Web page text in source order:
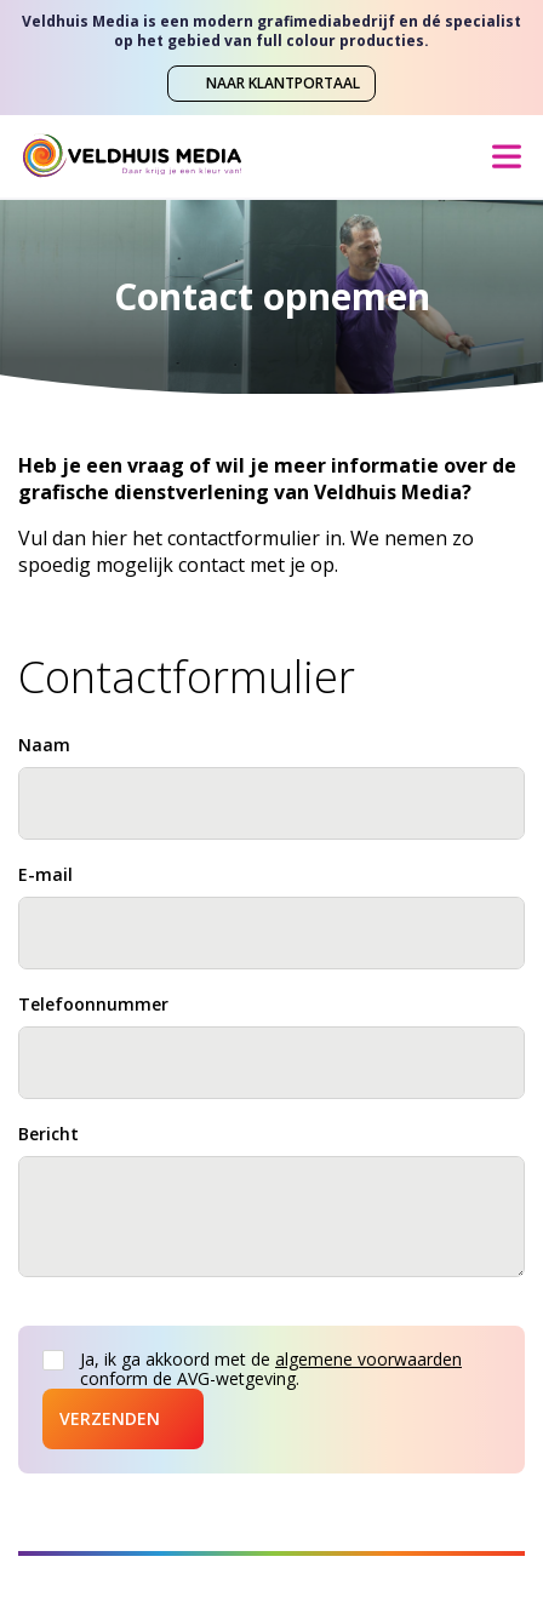
Veldhuis Media is een modern grafimediabedrijf en dé specialist
op het gebied van full colour producties.
NAAR KLANTPORTAAL
Contact opnemen
Heb je een vraag of wil je meer informatie over de
grafische dienstverlening van Veldhuis Media?
Vul dan hier het contactformulier in. We nemen zo
spoedig mogelijk contact met je op.
Contactformulier
Naam
E-mail
Telefoonnummer
Bericht
Ja, ik ga akkoord met de algemene voorwaarden
conform de AVG-wetgeving.
VERZENDEN